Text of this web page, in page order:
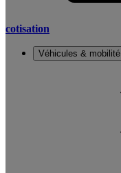
cotisation
Véhicules & mobilité